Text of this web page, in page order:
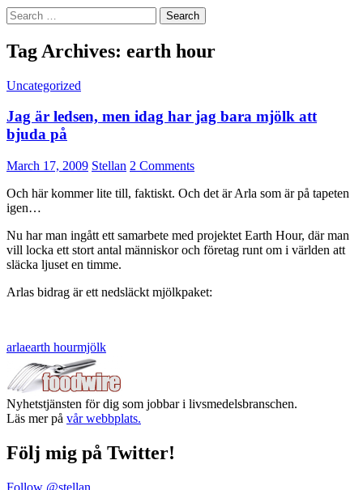
Search
for:
Tag Archives: earth hour
Uncategorized
Jag är ledsen, men idag har jag bara mjölk att
bjuda på
March 17, 2009 Stellan 2 Comments
Och här kommer lite till, faktiskt. Och det är Arla som är på tapeten
igen…
Nu har man ingått ett samarbete med projektet Earth Hour, där man
vill locka ett stort antal människor och företag runt om i världen att
släcka ljuset en timme.
Arlas bidrag är ett nedsläckt mjölkpaket:
arlaearth hourmjölk
Nyhetstjänsten för dig som jobbar i livsmedelsbranschen.
Läs mer på vår webbplats.
Följ mig på Twitter!
Follow @stellan